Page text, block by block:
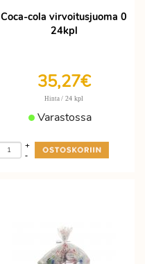
Coca-cola virvoitusjuoma 0
24kpl
35,27€
Hinta / 24 kpl
Varastossa
-
+